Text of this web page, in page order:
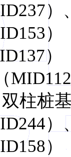
双柱桩